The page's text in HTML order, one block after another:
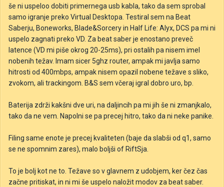
še ni uspeloo dobiti primernega usb kabla, tako da sem sprobal
samo igranje preko Virtual Desktopa. Testiral sem na Beat
Saberju, Boneworks, Blade&Sorcery in Half Life: Alyx, DCS pa mi ni
uspelo zagnati preko VD. Za beat saber je enostano preveč
latence (VD mi piše okrog 20-25ms), pri ostalih pa nisem imel
nobenih težav. Imam sicer 5ghz router, ampak mi javlja samo
hitrosti od 400mbps, ampak nisem opazil nobene težave s sliko,
zvokom, ali trackingom. B&S sem včeraj igral dobro uro, bp.
Baterija zdrži kakšni dve uri, na daljincih pa mi jih še ni zmanjkalo,
tako da ne vem. Napolni se pa precej hitro, tako da ni neke panike.
Filing same enote je precej kvaliteten (baje da slabši od q1, samo
se ne spomnim zares), malo boljši of RiftSja.
To je bolj kot ne to. Težave so v glavnem z udobjem, ker čez čas
začne pritiskat, in ni mi še uspelo naložit modov za beat saber.